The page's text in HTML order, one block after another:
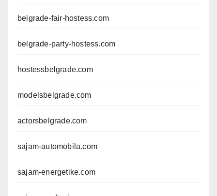
belgrade-fair-hostess.com
belgrade-party-hostess.com
hostessbelgrade.com
modelsbelgrade.com
actorsbelgrade.com
sajam-automobila.com
sajam-energetike.com